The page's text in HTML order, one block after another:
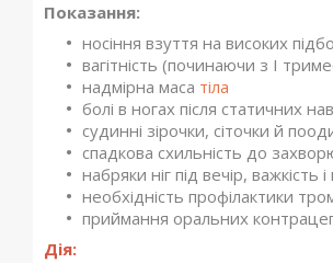
Показання:
носіння взуття на високих
вагітність (починаючи з I
надмірна маса тіла
болі в ногах після статичних
судинні зірочки, сіточки й
спадкова схильність до
набряки ніг під вечір,
необхідність профілактики
приймання оральних
Дія: